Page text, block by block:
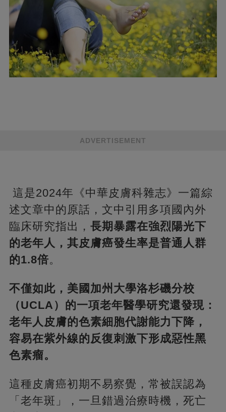
ADVERTISEMENT
這是2024年《中華皮膚科雜志》一篇綜
述文章中的原話，文中引用多項國內外
臨床研究指出， 長期暴露在強烈陽光下
的老年人，其皮膚癌發生率是普通人群
的1.8倍。
不僅如此，美國加州大學洛杉磯分校
（UCLA）的一項老年醫學研究還發現：
老年人皮膚的色素細胞代謝能力下降，
容易在紫外線的反復刺激下形成惡性黑
色素瘤。
這種皮膚癌初期不易察覺，常被誤認為
「老年斑」，一旦錯過治療時機，死亡